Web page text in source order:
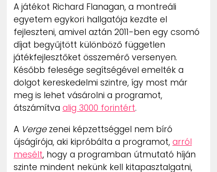
A játékot Richard Flanagan, a montreáli
egyetem egykori hallgatója kezdte el
fejleszteni, amivel aztán 2011-ben egy csomó
díjat begyűjtött különböző független
játékfejlesztőket összemérő versenyen.
Később felesége segítségével emelték a
dolgot kereskedelmi szintre, így most már
meg is lehet vásárolni a programot,
átszámítva alig 3000 forintért.
A Vergezenei képzettséggel nem bíró
újságírója, aki kipróbálta a programot, arról
mesélt, hogy a programban útmutató híján
szinte mindent nekünk kell kitapasztalgatni,